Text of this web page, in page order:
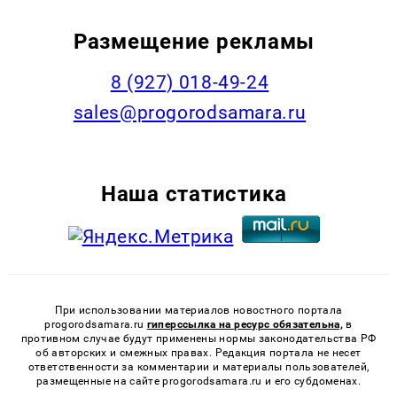
Размещение рекламы
8 (927) 018-49-24
sales@progorodsamara.ru
Наша статистика
При использовании материалов новостного портала
progorodsamara.ru гиперссылка на ресурс обязательна, в
противном случае будут применены нормы законодательства РФ
об авторских и смежных правах. Редакция портала не несет
ответственности за комментарии и материалы пользователей,
размещенные на сайте progorodsamara.ru и его субдоменах.